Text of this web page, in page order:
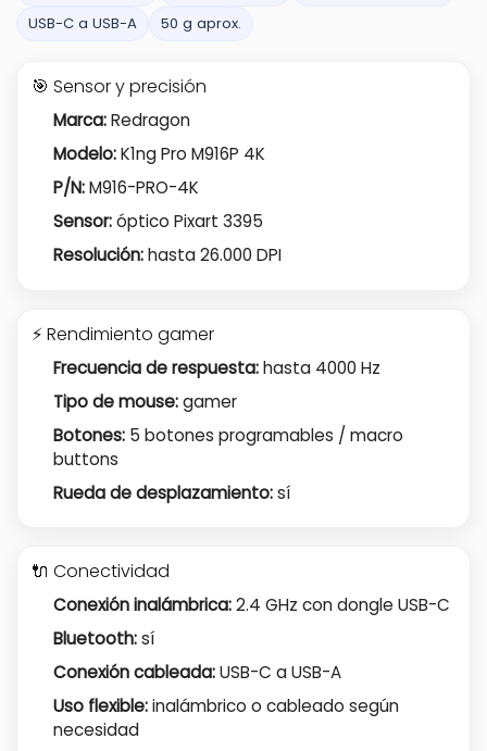
USB-C a USB-A
50 g aprox.
🎯 Sensor y precisión
Marca:Redragon
Modelo:K1ng Pro M916P 4K
P/N:M916-PRO-4K
Sensor:óptico Pixart 3395
Resolución:hasta 26.000 DPI
⚡ Rendimiento gamer
Frecuencia de respuesta:hasta 4000 Hz
Tipo de mouse:gamer
Botones:5 botones programables / macro
buttons
Rueda de desplazamiento:sí
🔌 Conectividad
Conexión inalámbrica:2.4 GHz con dongle USB-C
Bluetooth:sí
Conexión cableada:USB-C a USB-A
Uso flexible:inalámbrico o cableado según
necesidad